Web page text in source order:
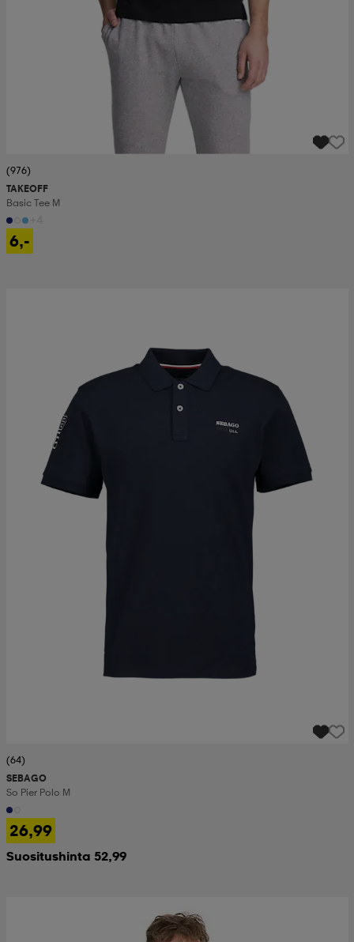
(976)
TAKEOFF
Basic Tee M
6,-
(64)
SEBAGO
So Pier Polo M
26,99
Suositushinta 52,99